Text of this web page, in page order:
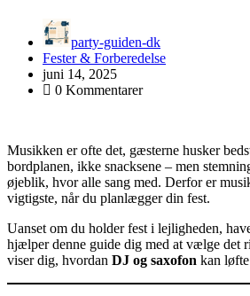
party-guiden-dk
Fester & Forberedelse
juni 14, 2025
0 Kommentarer
Musikken er ofte det, gæsterne husker
bordplanen, ikke snacksene – men
øjeblik, hvor alle sang med. Derfor er
vigtigste, når du planlægger din fest.
Uanset om du holder fest i lejligheden,
hjælper denne guide dig med at vælge det
viser dig, hvordan DJ og saxofon kan